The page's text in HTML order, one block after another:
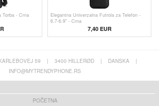
Torba - Crna
Elegantna Univerzalna Futrola za Telefon -
6.7-6.9" - Crna
7,40 EUR
59 | 3400 HILLERØD | DANSKA
|
INFO@MYTRENDYPHONE.RS
POČETNA